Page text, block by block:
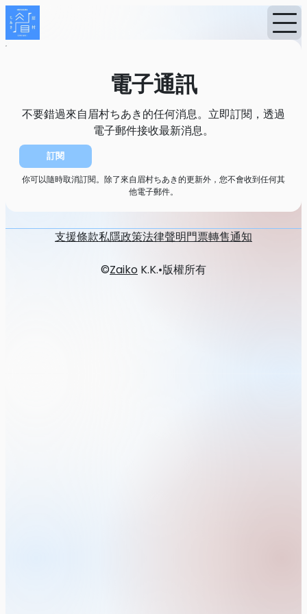
首頁
電子通訊
不要錯過來自眉村ちあき的任何消息。立即訂閱，透過
電子郵件接收最新消息。
訂閱
你可以隨時取消訂閱。除了來自眉村ちあき的更新外，您不會收到任何其
他電子郵件。
支援條款私隱政策法律聲明門票轉售通知
©Zaiko K.K.•版權所有